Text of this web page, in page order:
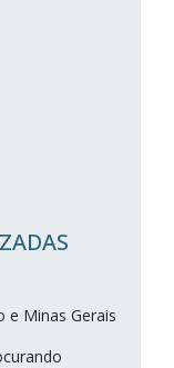
e Minas Gerais